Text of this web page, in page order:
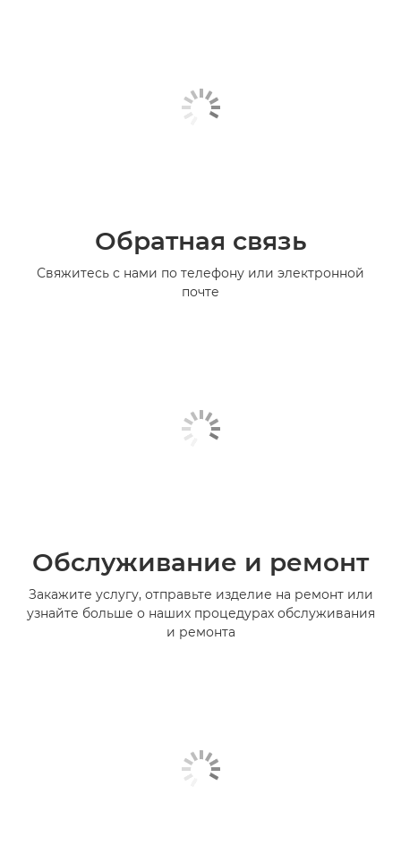
Обратная связь
Свяжитесь с нами по телефону или электронной
почте
Обслуживание и ремонт
Закажите услугу, отправьте изделие на ремонт или
узнайте больше о наших процедурах обслуживания
и ремонта